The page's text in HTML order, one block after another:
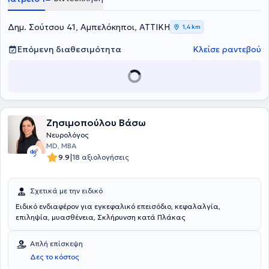
Δημ. Σούτσου 41, Αμπελόκηποι, ΑΤΤΙΚΗ 1,4 km
Επόμενη διαθεσιμότητα Κλείσε ραντεβού
Ζησιμοπούλου Βάσω
Νευρολόγος
MD, MBA
9.9|18 αξιολογήσεις
Σχετικά με την ειδικό
Ειδικό ενδιαφέρον για εγκεφαλικό επεισόδιο, κεφαλαλγία,
επιληψία, μυασθένεια, Σκλήρυνση κατά Πλάκας
Απλή επίσκεψη
Δες το κόστος